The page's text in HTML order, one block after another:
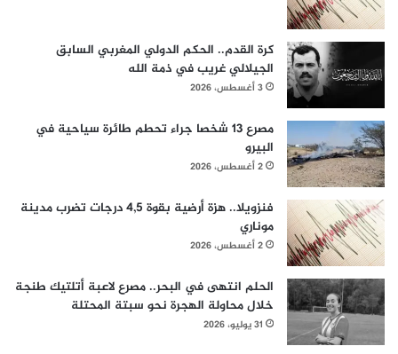
كرة القدم.. الحكم الدولي المغربي السابق
الجيلالي غريب في ذمة الله
3 أغسطس، 2026
مصرع 13 شخصا جراء تحطم طائرة سياحية في
البيرو
2 أغسطس، 2026
فنزويلا.. هزة أرضية بقوة 4,5 درجات تضرب مدينة
موناري
2 أغسطس، 2026
الحلم انتهى في البحر.. مصرع لاعبة أتلتيك طنجة
خلال محاولة الهجرة نحو سبتة المحتلة
31 يوليو، 2026